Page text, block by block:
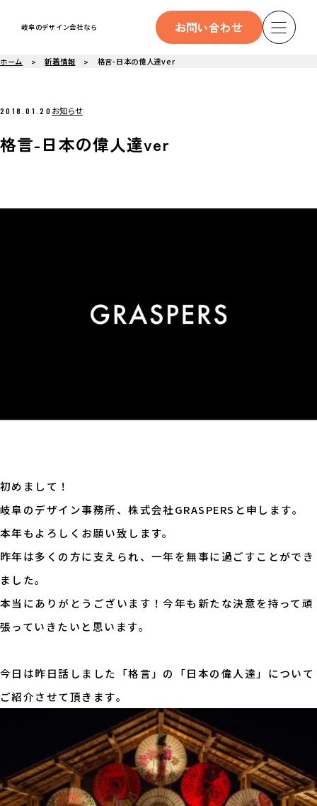
岐阜のデザイン会社なら お問い合わせ
ホーム 新着情報 格言-日本の偉人達ver
2018.01.20 お知らせ
格言-日本の偉人達ver
初めまして！
岐阜のデザイン事務所、株式会社GRASPERSと申します。
本年もよろしくお願い致します。
昨年は多くの方に支えられ、一年を無事に過ごすことができ
ました。
本当にありがとうございます！今年も新たな決意を持って頑
張っていきたいと思います。
今日は昨日話しました「格言」の「日本の偉人達」について
ご紹介させて頂きます。